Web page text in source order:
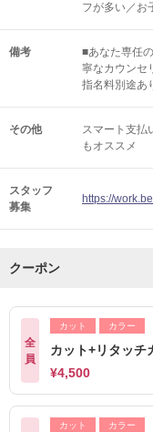
フが多い／お
備考
■あなた専任
寧なカウンセ
指名料別途あ
その他 スマート支払
もオススメ
スタッフ
募集
https://
クーポン
全
員
カット カラー
カット+リタッチ
¥4,500
カット カラー